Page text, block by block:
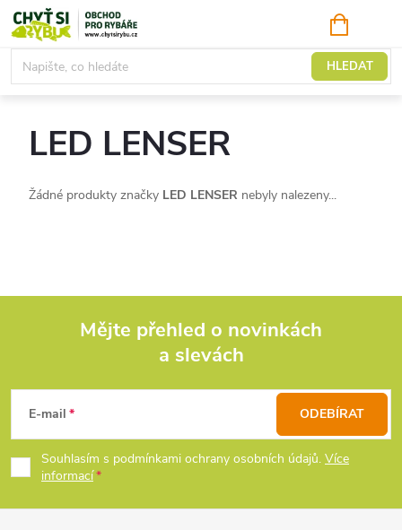
Přejít
na
obsah
HLEDAT
KOŠÍK
Prodávané značky
LED LENSER
Žádné produkty značky LED LENSER nebyly nalezeny...
p
a
Mějte přehled o novinkách
a slevách
E-mail
Souhlasím s podmínkami ochrany osobních údajů. Více
informací
ODEBÍRAT